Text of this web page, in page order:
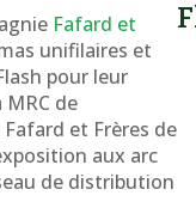
Fafard et
unifilaires et
pour leur
de
et Frères de
aux arc
de distribution